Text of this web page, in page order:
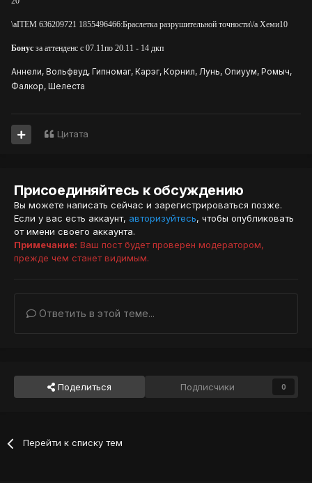
\aITEM 636209721 1855496466:Браслетка разрушительной точности\/a Хеми10
Бонус за аттенденс с 07.11по 20.11 - 14 дкп
Аннели, Вольфвуд, Гипномаг, Карэг, Корнил, Лунь, Опиуум, Ромыч,
Фалкор, Шелеста
Цитата
Присоединяйтесь к обсуждению
Вы можете написать сейчас и зарегистрироваться позже.
Если у вас есть аккаунт, авторизуйтесь, чтобы опубликовать
от имени своего аккаунта.
Примечание: Ваш пост будет проверен модератором,
прежде чем станет видимым.
Ответить в этой теме...
Поделиться Подписчики 0
Перейти к списку тем